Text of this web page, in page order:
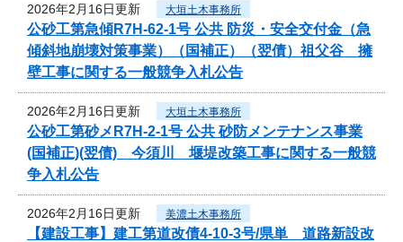
2026年2月16日更新 大垣土木事務所
公砂工第急傾R7H-62-1号 公共 防災・安全交付金（急
傾斜地崩壊対策事業）（国補正）（翌債）祖父谷 擁
壁工事に関する一般競争入札公告
2026年2月16日更新 大垣土木事務所
公砂工第砂メR7H-2-1号 公共 砂防メンテナンス事業
(国補正)(翌債) 今須川 堰堤改築工事に関する一般競
争入札公告
2026年2月16日更新 美濃土木事務所
【建設工事】建工第道改債4-10-3号/県単 道路新設改